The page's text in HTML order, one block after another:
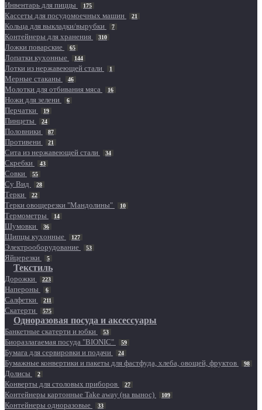
Инвентарь для пиццы 175
Кассеты для посудомоечных машин 21
Кольца для выкладки/вырубки 7
Контейнеры для хранения 310
Ложки поварские 65
Лопатки кухонные 144
Лотки из нержавеющей стали 1
Мерные стаканы 46
Молотки для отбивания мяса 16
Ножи для зелени 6
Перчатки 19
Пинцеты 24
Половники 87
Противени 21
Сита из нержавеющей стали 34
Скребки 43
Совки 55
Су Вид 28
Терки 22
Терки овощерезки "Мандолины" 10
Термометры 14
Шумовки 36
Щипцы кухонные 127
Электрооборудование 53
Яйцерезки 5
Текстиль
Дорожки 223
Напероны 6
Салфетки 211
Скатерти 575
Одноразовая посуда и аксессуары
Банкетные скатерти и юбки 53
Биоразлагаемая посуда "BIONIC" 59
Бумага для сервировки и подачи 24
Бумажные конвертики и пакеты для фастфуда, хлеба, овощей, фруктов 98
Долисы 2
Конверты для столовых приборов 27
Контейнеры картонные Take away (на вынос) 109
Контейнеры одноразовые 33